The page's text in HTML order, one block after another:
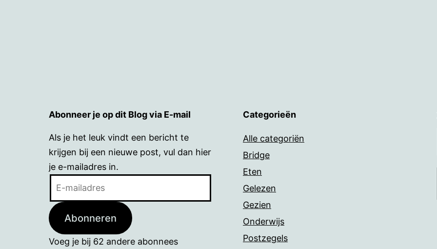
Abonneer je op dit Blog via E-mail
Als je het leuk vindt een bericht te
krijgen bij een nieuwe post, vul dan hier
je e-mailadres in.
Abonneren
Voeg je bij 62 andere abonnees
Categorieën
Alle categoriën
Bridge
Eten
Gelezen
Gezien
Onderwijs
Postzegels